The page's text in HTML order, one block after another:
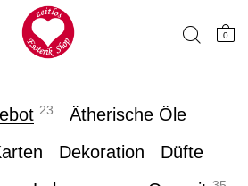
0
23
Ätherische Öle
Dekoration
Düfte